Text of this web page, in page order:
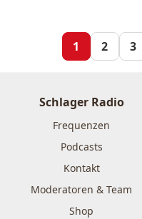
1 2 3
Schlager Radio
Frequenzen
Podcasts
Kontakt
Moderatoren & Team
Shop